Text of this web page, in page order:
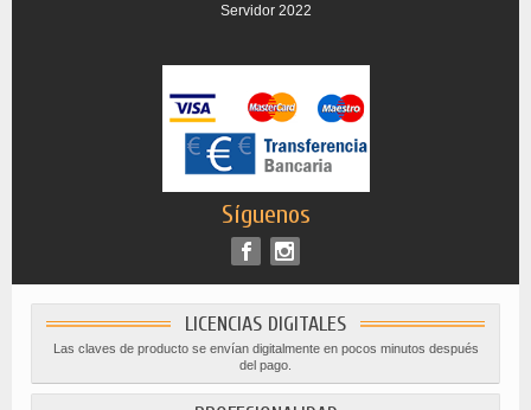
Servidor 2022
Síguenos
LICENCIAS DIGITALES
Las claves de producto se envían digitalmente en pocos minutos después
del pago.